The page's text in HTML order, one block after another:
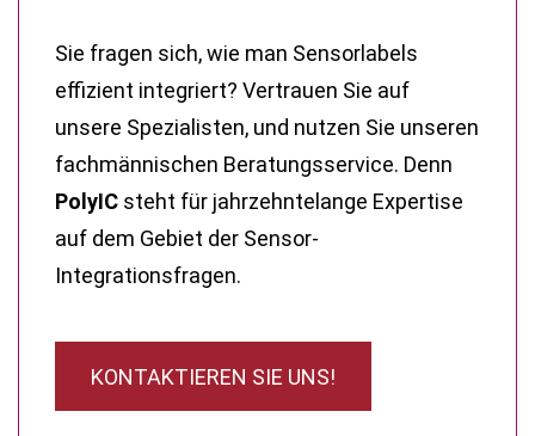
Sie fragen sich, wie man Sensorlabels
effizient integriert? Vertrauen Sie auf
unsere Spezialisten, und nutzen Sie unseren
fachmännischen Beratungsservice. Denn
PolyIC steht für jahrzehntelange Expertise
auf dem Gebiet der Sensor-
Integrationsfragen.
KONTAKTIEREN SIE UNS!